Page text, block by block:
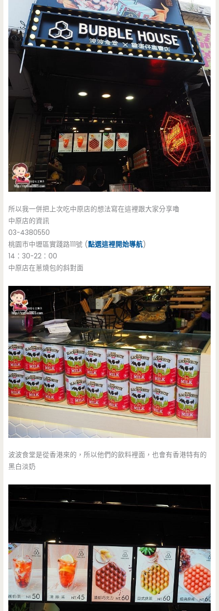
所以我一併把上次吃中原店的想法寫在這裡跟大家分享嚕
中原店的資訊
03-4380550
桃園市中壢區實踐路111號 (點選這裡開始導航)
14：30-22：00
中原店在蔥燒包的斜對面
波波食堂是從香港來的，所以他們的飲料裡面，也會有香港特有的
黑白淡奶